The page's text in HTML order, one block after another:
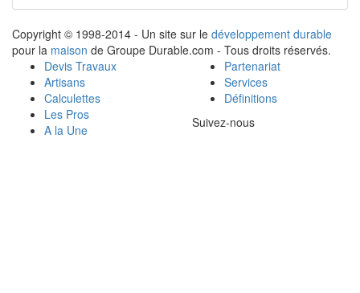
Copyright © 1998-2014 - Un site sur le développement durable
pour la maison de Groupe Durable.com - Tous droits réservés.
Devis Travaux
Artisans
Calculettes
Les Pros
A la Une
Partenariat
Services
Définitions
Suivez-nous